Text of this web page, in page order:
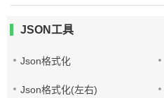
JSON工具
Json格式化
Json格式化(左右)